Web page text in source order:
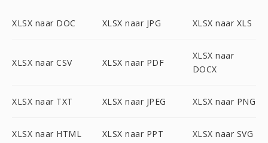
XLSX naar DOC XLSX naar JPG XLSX naar XLS
XLSX naar CSV XLSX naar PDF
XLSX naar
DOCX
XLSX naar TXT XLSX naar JPEG XLSX naar PNG
XLSX naar HTML XLSX naar PPT XLSX naar SVG